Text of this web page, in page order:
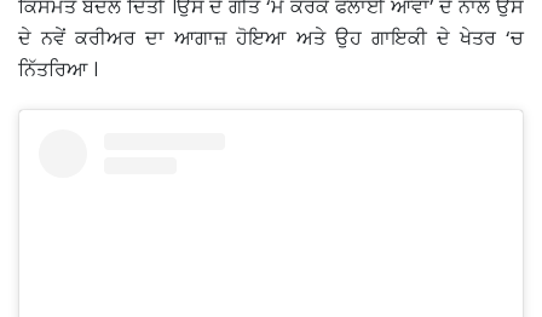
ਕਿਸਮਤ ਬਦਲ ਦਿੱਤੀ ।ਉਸ ਦੇ ਗੀਤ ‘ਮੈਂ ਕਰਕੇ ਫਲਾਈ ਆਵਾਂ’ ਦੇ ਨਾਲ ਉਸ
ਦੇ ਨਵੇਂ ਕਰੀਅਰ ਦਾ ਆਗਾਜ਼ ਹੋਇਆ ਅਤੇ ਉਹ ਗਾਇਕੀ ਦੇ ਖੇਤਰ ‘ਚ
ਨਿੱਤਰਿਆ ।